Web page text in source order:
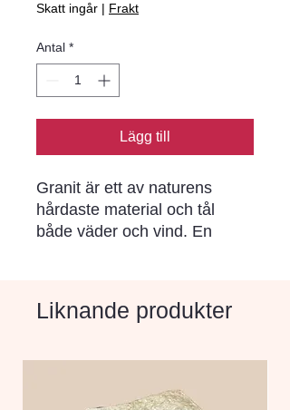
Skatt ingår | Frakt
Antal *
Lägg till
Granit är ett av naturens
hårdaste material och tål
både väder och vind. En
Liknande produkter